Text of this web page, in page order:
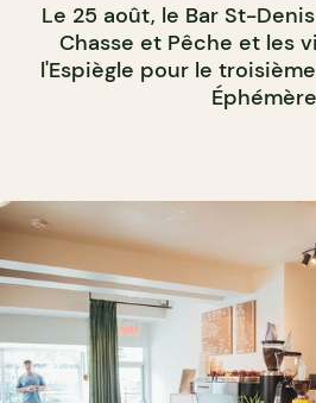
Le 25 août, le Bar St-
Chasse et Pêche et les
l'Espiègle pour le